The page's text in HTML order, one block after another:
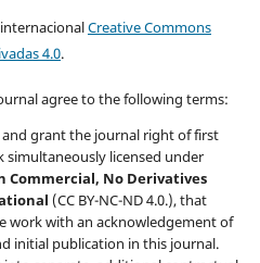
Creative Commons
4.0.
agree to the following terms:
grant the journal right of first
licensed under
Commercial, No Derivatives
(CC BY-NC-ND 4.0.), that
work with an acknowledgement of
initial publication in this journal.